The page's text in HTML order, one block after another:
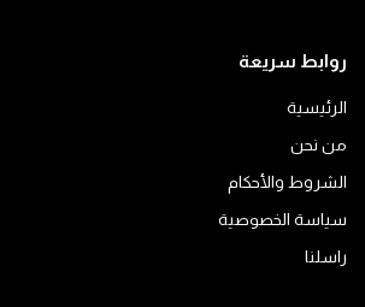
روابط سريعة
الرئيسية
من نحن
الشروط والأحكام
سياسة الخصوصية
راسلنا